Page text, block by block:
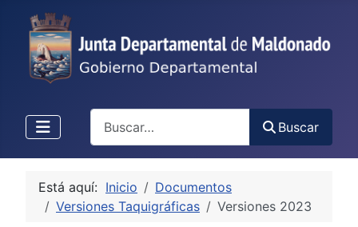
Buscar
Está aquí: Inicio
Documentos
Versiones Taquigráficas
Versiones 2023